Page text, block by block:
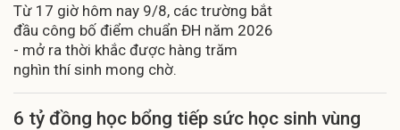
Từ 17 giờ hôm nay 9/8, các trường bắt
đầu công bố điểm chuẩn ĐH năm 2026
- mở ra thời khắc được hàng trăm
nghìn thí sinh mong chờ.
6 tỷ đồng học bổng tiếp sức học sinh vùng